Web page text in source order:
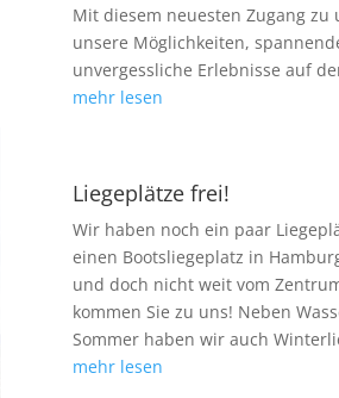
Mit diesem neuesten Zugang
unsere Möglichkeiten,
unvergessliche Erlebnisse auf
mehr lesen
Liegeplätze frei!
Wir haben noch ein paar
einen Bootsliegeplatz in
und doch nicht weit vom
kommen Sie zu uns! Neben
Sommer haben wir auch
mehr lesen